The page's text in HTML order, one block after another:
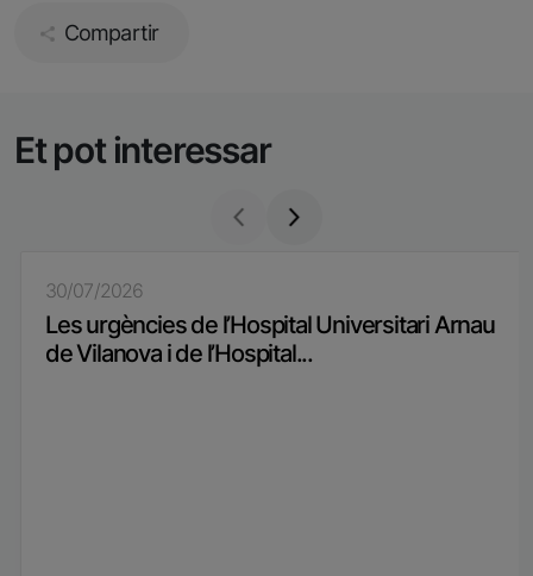
Compartir
Et pot interessar
30/07/2026
Les urgències de l’Hospital Universitari Arnau
de Vilanova i de l’Hospital...